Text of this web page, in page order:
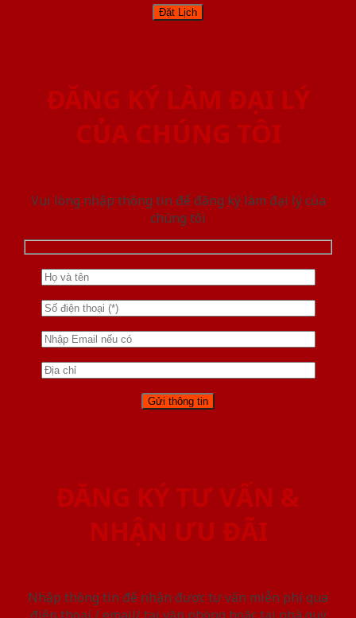
ĐĂNG KÝ LÀM ĐẠI LÝ
CỦA CHÚNG TÔI
Vui lòng nhập thông tin để đăng ký làm đại lý của
chúng tôi
ĐĂNG KÝ TƯ VẤN &
NHẬN ƯU ĐÃI
Nhập thông tin để nhận được tư vấn miễn phí qua